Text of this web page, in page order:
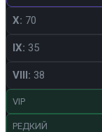
X: 70
IX: 35
VIII: 38
VIP
РЕДКИЙ